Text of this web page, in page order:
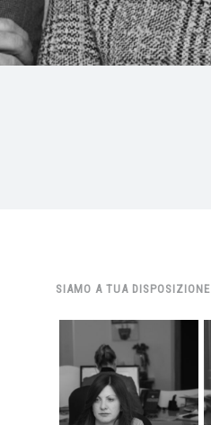
SIAMO A TUA DISPOSIZIONE